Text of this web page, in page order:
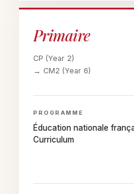
Primaire
CP (Year 2)
→ CM2 (Year 6)
PROGRAMME
Éducation nationale
Curriculum